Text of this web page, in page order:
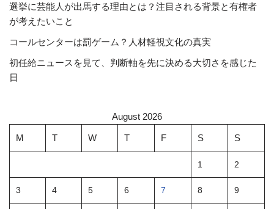
選挙に芸能人が出馬する理由とは？注目される背景と有権者
が考えたいこと
コールセンターは罰ゲーム？人材軽視文化の真実
初任給ニュースを見て、判断軸を先に決める大切さを感じた
日
August 2026
M T W T F S S
1 2
3 4 5 6 7 8 9